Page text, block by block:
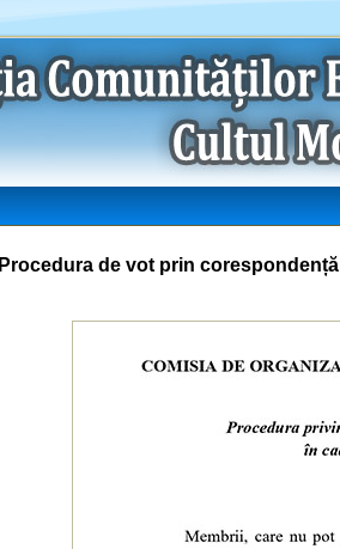
Procedura de vot prin corespondență